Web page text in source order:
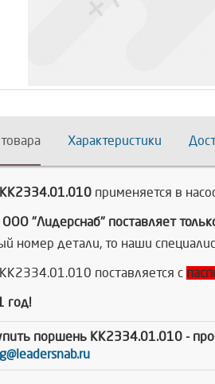
Характеристики
применяется в
"Лидерснаб" поставляет
номер детали, то наши
поставляется с
год!
поршень КК2334.01.010 -